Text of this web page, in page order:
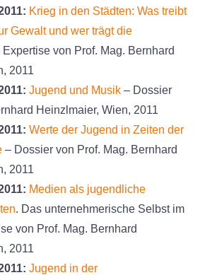
Krieg in den Städten: Was treibt
Gewalt und wer trägt die
von Prof. Mag. Bernhard
2011
Jugend und Musik– Dossier
Heinzlmaier, Wien, 2011
Werte der Jugend in Zeiten der
– Dossier von Prof. Mag. Bernhard
2011
Medien als jugendliche
. Das unternehmerische Selbst im
von Prof. Mag. Bernhard
2011
Jugend in der